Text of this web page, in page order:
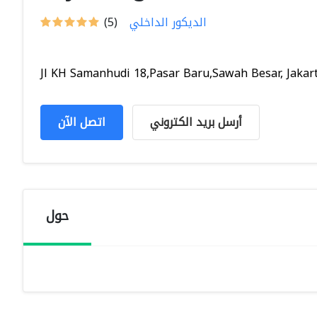
(5) الديكور الداخلي
Jl KH Samanhudi 18,Pasar Baru,Sawah Besar,
اتصل الآن أرسل بريد الكتروني
حول